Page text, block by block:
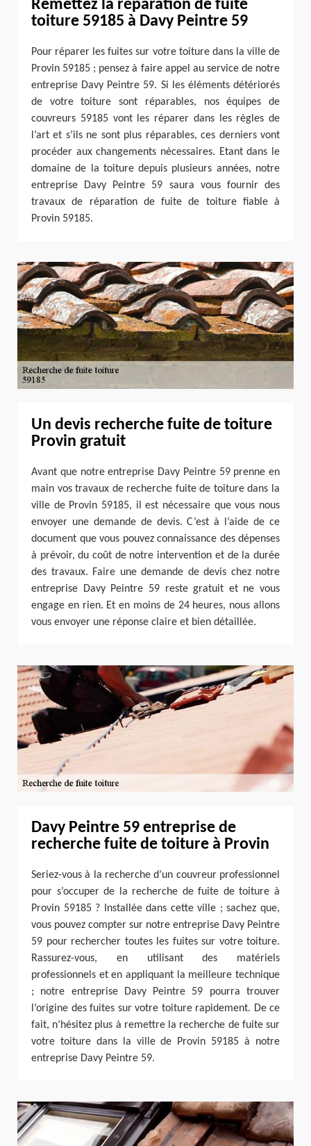
Remettez la réparation de fuite
toiture 59185 à Davy Peintre 59
Pour réparer les fuites sur votre toiture dans la ville de
Provin 59185 ; pensez à faire appel au service de notre
entreprise Davy Peintre 59. Si les éléments détériorés
de votre toiture sont réparables, nos équipes de
couvreurs 59185 vont les réparer dans les règles de
l’art et s’ils ne sont plus réparables, ces derniers vont
procéder aux changements nécessaires. Etant dans le
domaine de la toiture depuis plusieurs années, notre
entreprise Davy Peintre 59 saura vous fournir des
travaux de réparation de fuite de toiture fiable à
Provin 59185.
Un devis recherche fuite de toiture
Provin gratuit
Avant que notre entreprise Davy Peintre 59 prenne en
main vos travaux de recherche fuite de toiture dans la
ville de Provin 59185, il est nécessaire que vous nous
envoyer une demande de devis. C’est à l’aide de ce
document que vous pouvez connaissance des dépenses
à prévoir, du coût de notre intervention et de la durée
des travaux. Faire une demande de devis chez notre
entreprise Davy Peintre 59 reste gratuit et ne vous
engage en rien. Et en moins de 24 heures, nous allons
vous envoyer une réponse claire et bien détaillée.
Davy Peintre 59 entreprise de
recherche fuite de toiture à Provin
Seriez-vous à la recherche d’un couvreur professionnel
pour s’occuper de la recherche de fuite de toiture à
Provin 59185 ? Installée dans cette ville ; sachez que,
vous pouvez compter sur notre entreprise Davy Peintre
59 pour rechercher toutes les fuites sur votre toiture.
Rassurez-vous, en utilisant des matériels
professionnels et en appliquant la meilleure technique
; notre entreprise Davy Peintre 59 pourra trouver
l’origine des fuites sur votre toiture rapidement. De ce
fait, n’hésitez plus à remettre la recherche de fuite sur
votre toiture dans la ville de Provin 59185 à notre
entreprise Davy Peintre 59.